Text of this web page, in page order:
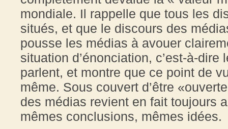
mondiale. Il rappelle que tous les
situés, et que le discours des
pousse les médias à avouer
situation d’énonciation, c’est-à-
parlent, et montre que ce point de
même. Sous couvert d’être
des médias revient en fait toujours
mêmes conclusions, mêmes idées.